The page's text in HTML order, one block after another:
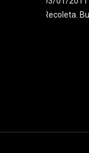
Recoleta.